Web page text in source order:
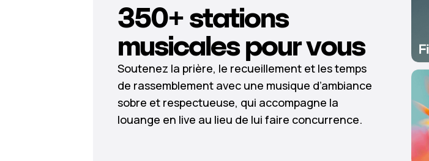
350+ stations
musicales pour vous
Soutenez la prière, le recueillement et les temps
de rassemblement avec une musique d’ambiance
sobre et respectueuse, qui accompagne la
louange en live au lieu de lui faire concurrence.